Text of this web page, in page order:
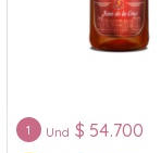
1 Und $ 54.700